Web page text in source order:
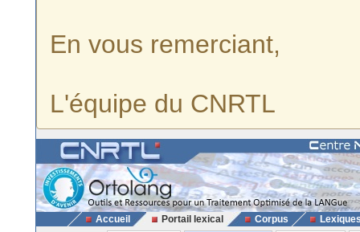
En vous remerciant,
L'équipe du CNRTL
Accueil Portail lexical Corpus